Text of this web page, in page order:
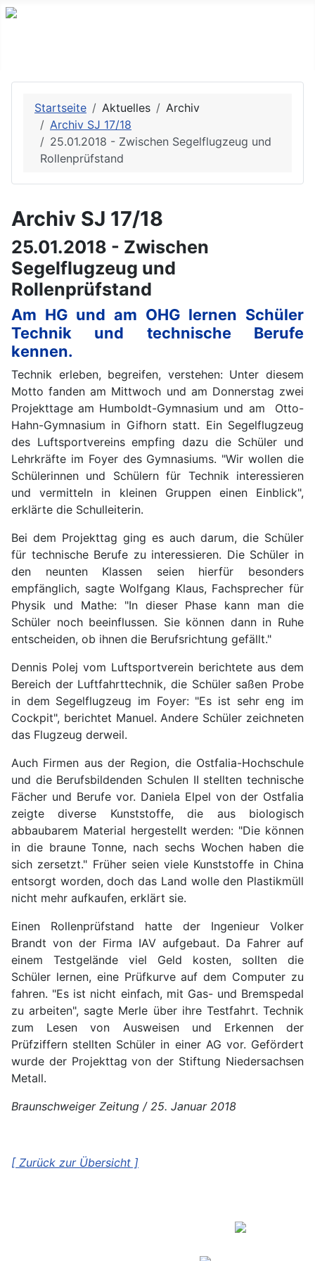
Startseite Aktuelles
Archiv
Archiv SJ 17/18
25.01.2018 - Zwischen Segelflugzeug und
Rollenprüfstand
Archiv SJ 17/18
25.01.2018 - Zwischen
Segelflugzeug und
Rollenprüfstand
Am HG und am OHG lernen Schüler
Technik und technische Berufe
kennen.
Technik erleben, begreifen, verstehen: Unter diesem
Motto fanden am Mittwoch und am Donnerstag zwei
Projekttage am Humboldt-Gymnasium und am Otto-
Hahn-Gymnasium in Gifhorn statt. Ein Segelflugzeug
des Luftsportvereins empfing dazu die Schüler und
Lehrkräfte im Foyer des Gymnasiums. "Wir wollen die
Schülerinnen und Schülern für Technik interessieren
und vermitteln in kleinen Gruppen einen Einblick",
erklärte die Schulleiterin.
Bei dem Projekttag ging es auch darum, die Schüler
für technische Berufe zu interessieren. Die Schüler in
den neunten Klassen seien hierfür besonders
empfänglich, sagte Wolfgang Klaus, Fachsprecher für
Physik und Mathe: "In dieser Phase kann man die
Schüler noch beeinflussen. Sie können dann in Ruhe
entscheiden, ob ihnen die Berufsrichtung gefällt."
Dennis Polej vom Luftsportverein berichtete aus dem
Bereich der Luftfahrttechnik, die Schüler saßen Probe
in dem Segelflugzeug im Foyer: "Es ist sehr eng im
Cockpit", berichtet Manuel. Andere Schüler zeichneten
das Flugzeug derweil.
Auch Firmen aus der Region, die Ostfalia-Hochschule
und die Berufsbildenden Schulen II stellten technische
Fächer und Berufe vor. Daniela Elpel von der Ostfalia
zeigte diverse Kunststoffe, die aus biologisch
abbaubarem Material hergestellt werden: "Die können
in die braune Tonne, nach sechs Wochen haben die
sich zersetzt." Früher seien viele Kunststoffe in China
entsorgt worden, doch das Land wolle den Plastikmüll
nicht mehr aufkaufen, erklärt sie.
Einen Rollenprüfstand hatte der Ingenieur Volker
Brandt von der Firma IAV aufgebaut. Da Fahrer auf
einem Testgelände viel Geld kosten, sollten die
Schüler lernen, eine Prüfkurve auf dem Computer zu
fahren. "Es ist nicht einfach, mit Gas- und Bremspedal
zu arbeiten", sagte Merle über ihre Testfahrt. Technik
zum Lesen von Ausweisen und Erkennen der
Prüfziffern stellten Schüler in einer AG vor. Gefördert
wurde der Projekttag von der Stiftung Niedersachsen
Metall.
Braunschweiger Zeitung / 25. Januar 2018
[ Zurück zur Übersicht ]